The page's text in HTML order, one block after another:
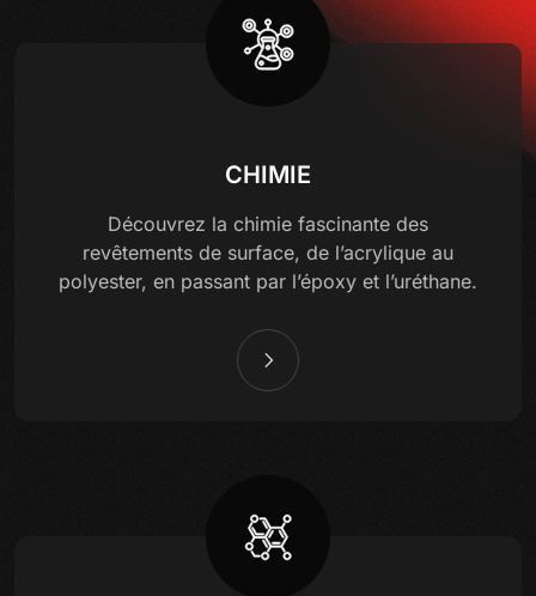
CHIMIE
Découvrez la chimie fascinante des
revêtements de surface, de l’acrylique au
polyester, en passant par l’époxy et l’uréthane.